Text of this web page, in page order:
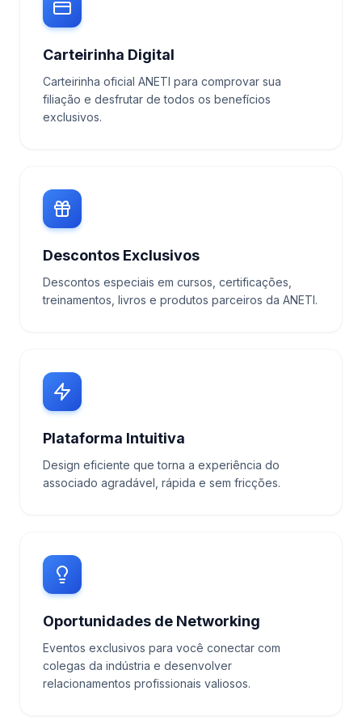
Carteirinha Digital
Carteirinha oficial ANETI para comprovar sua
filiação e desfrutar de todos os benefícios
exclusivos.
Descontos Exclusivos
Descontos especiais em cursos, certificações,
treinamentos, livros e produtos parceiros da ANETI.
Plataforma Intuitiva
Design eficiente que torna a experiência do
associado agradável, rápida e sem fricções.
Oportunidades de Networking
Eventos exclusivos para você conectar com
colegas da indústria e desenvolver
relacionamentos profissionais valiosos.